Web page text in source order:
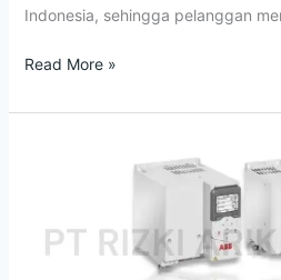
Indonesia, sehingga pelanggan
Read More »
Drive
ABB